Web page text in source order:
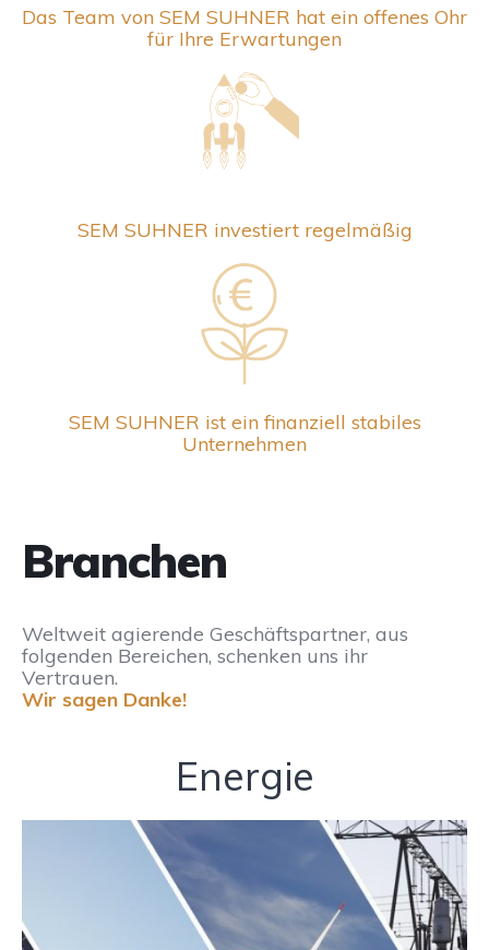
Das Team von SEM SUHNER hat ein offenes Ohr
für Ihre Erwartungen
SEM SUHNER investiert regelmäßig
SEM SUHNER ist ein finanziell stabiles
Unternehmen
Branchen
Weltweit agierende Geschäftspartner, aus
folgenden Bereichen, schenken uns ihr
Vertrauen.
Wir sagen Danke!
Energie